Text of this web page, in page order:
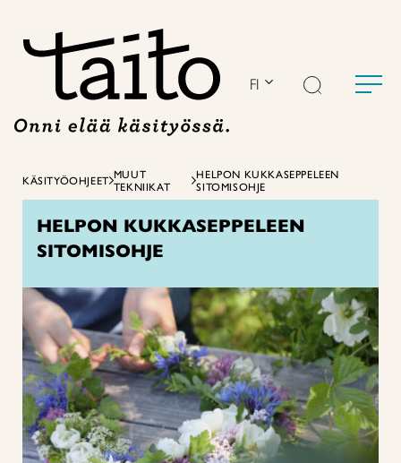
FI
KÄSITYÖOHJEET MUUT
TEKNIIKAT
HELPON KUKKASEPPELEEN
SITOMISOHJE
HELPON KUKKASEPPELEEN
SITOMISOHJE